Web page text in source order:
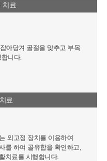
치료
아당겨 골절을 맞추고 부목
니다.
료
외고정 장치를 이용하여
를 하여 골유합을 확인하고,
치료를 시행합니다.